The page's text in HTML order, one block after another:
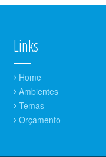
Links
Home
Ambientes
Temas
Orçamento